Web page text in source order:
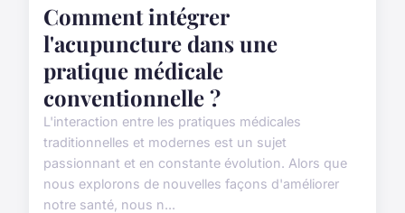
Comment intégrer
l'acupuncture dans une
pratique médicale
conventionnelle ?
L'interaction entre les pratiques médicales
traditionnelles et modernes est un sujet
passionnant et en constante évolution. Alors que
nous explorons de nouvelles façons d'améliorer
notre santé, nous n...